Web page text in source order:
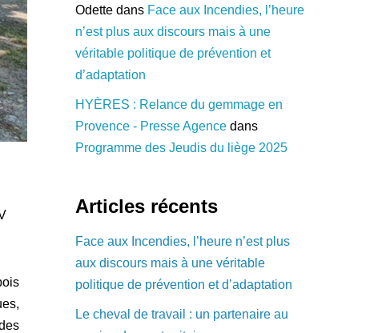
Odette dans Face aux Incendies, l’heure
n’est plus aux discours mais à une
véritable politique de prévention et
d’adaptation
HYÈRES : Relance du gemmage en
Provence - Presse Agence dans
Programme des Jeudis du liège 2025
Articles récents
Face aux Incendies, l’heure n’est plus
aux discours mais à une véritable
politique de prévention et d’adaptation
Le cheval de travail : un partenaire au